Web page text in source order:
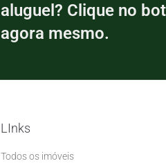
aluguel? Clique no
agora mesmo.
LInks
Todos os imóveis